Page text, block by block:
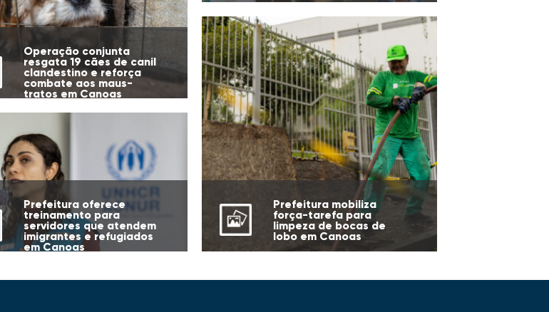
Operação conjunta
resgata 19 cães de canil
clandestino e reforça
combate aos maus-
tratos em Canoas
Prefeitura oferece
treinamento para
servidores que atendem
imigrantes e refugiados
em Canoas
Prefeitura mobiliza
força-tarefa para
limpeza de bocas de
lobo em Canoas